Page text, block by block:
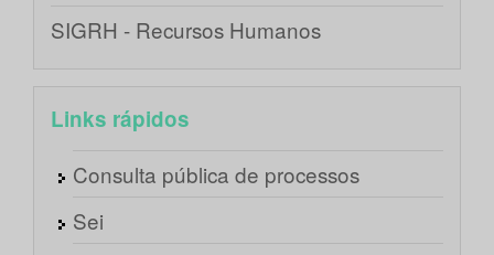
SIGRH - Recursos Humanos
Links rápidos
Consulta pública de processos
Sei